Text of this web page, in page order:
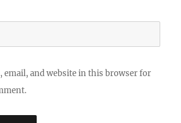
email, and website in this browser for